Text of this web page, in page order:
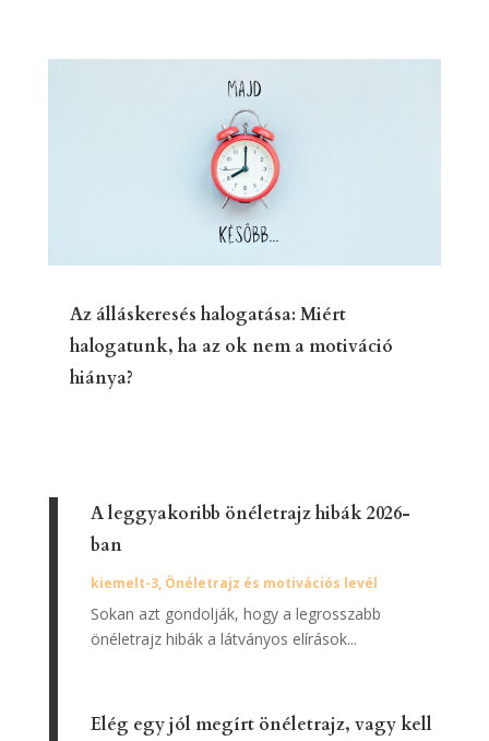
Az álláskeresés halogatása: Miért
halogatunk, ha az ok nem a motiváció
hiánya?
A leggyakoribb önéletrajz hibák 2026-
ban
kiemelt-3, Önéletrajz és motivációs levél
Sokan azt gondolják, hogy a legrosszabb
önéletrajz hibák a látványos elírások...
Elég egy jól megírt önéletrajz, vagy kell